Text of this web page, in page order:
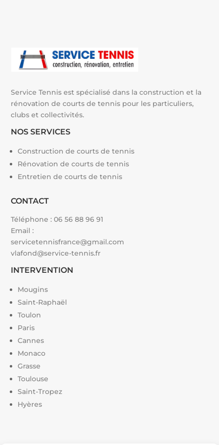
Service Tennis est spécialisé dans la construction et la
rénovation de courts de tennis pour les particuliers,
clubs et collectivités.
NOS SERVICES
Construction de courts de tennis
Rénovation de courts de tennis
Entretien de courts de tennis
CONTACT
Téléphone :06 56 88 96 91
Email :
servicetennisfrance@gmail.com
vlafond@service-tennis.fr
INTERVENTION
Mougins
Saint-Raphaël
Toulon
Paris
Cannes
Monaco
Grasse
Toulouse
Saint-Tropez
Hyères